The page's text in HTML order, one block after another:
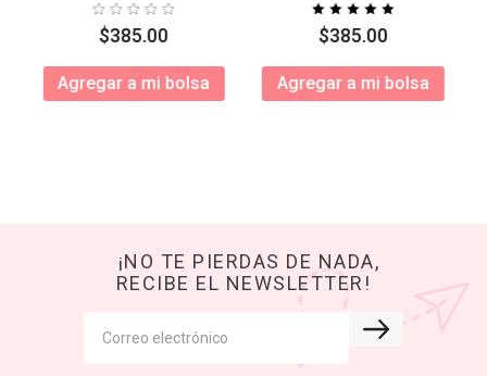
$385.00
Agregar a mi bolsa
$385.00
Agregar a mi bolsa
¡NO TE PIERDAS DE NADA,
RECIBE EL NEWSLETTER!